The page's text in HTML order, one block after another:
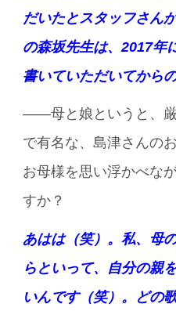
だいたとスタッフさん
の森坂先生は、2017年
書いていただいてから
――母と娘というと、
で有名な、島津さんの
お母様を思い浮かべな
すか？
あはは（笑）。私、母
らといって、自分の親
いんです（笑）。どの